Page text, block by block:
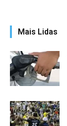
Mais Lidas